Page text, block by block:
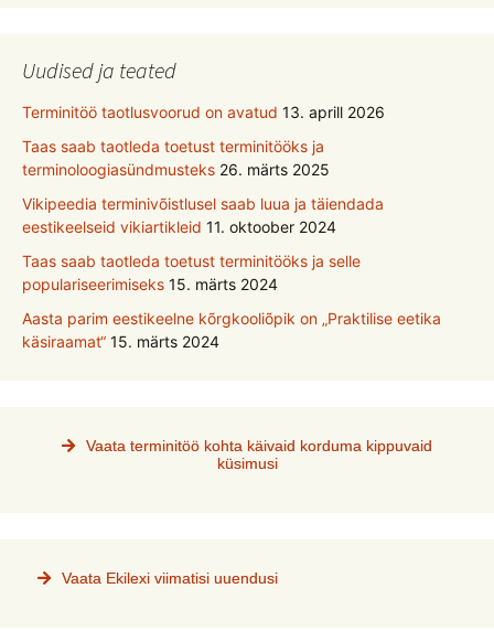
Uudised ja teated
Terminitöö taotlusvoorud on avatud 13. aprill 2026
Taas saab taotleda toetust terminitööks ja
terminoloogiasündmusteks 26. märts 2025
Vikipeedia terminivõistlusel saab luua ja täiendada
eestikeelseid vikiartikleid 11. oktoober 2024
Taas saab taotleda toetust terminitööks ja selle
populariseerimiseks 15. märts 2024
Aasta parim eestikeelne kõrgkooliõpik on „Praktilise eetika
käsiraamat“ 15. märts 2024
Vaata terminitöö kohta käivaid korduma kippuvaid
küsimusi
Vaata Ekilexi viimatisi uuendusi